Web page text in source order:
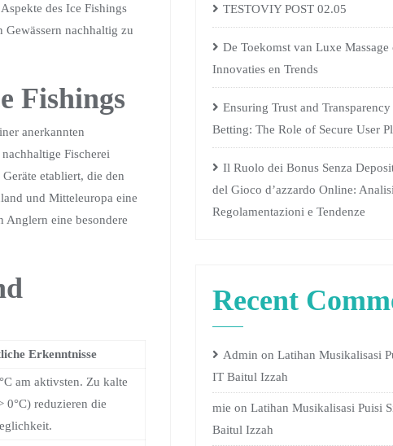
des Ice Fishings
nachhaltig zu
Fishings
anerkannten
Fischerei
etabliert, die den
und Mitteleuropa eine
Anglern eine besondere
Erkenntnisse
am aktivsten. Zu kalte
0°C) reduzieren die
TESTOVIY POST 02.05
De Toekomst van Luxe Massage
Innovaties en Trends
Ensuring Trust and
Betting: The Role of Secure User
Il Ruolo dei Bonus Senza
del Gioco d’azzardo Online:
Regolamentazioni e Tendenze
Recent
Admin on Latihan Musikalisasi
IT Baitul Izzah
mie on Latihan Musikalisasi Puisi
Baitul Izzah